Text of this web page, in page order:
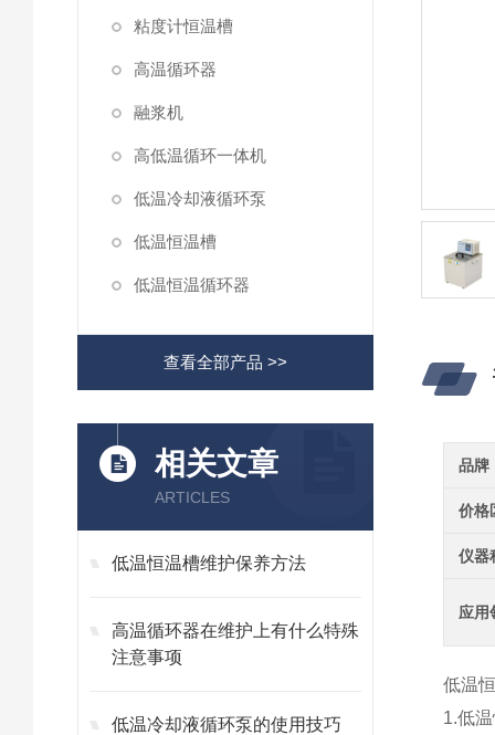
粘度计恒温槽
高温循环器
融浆机
高低温循环一体机
低温冷却液循环泵
低温恒温槽
低温恒温循环器
查看全部产品 >>
相关文章
ARTICLES
低温恒温槽维护保养方法
高温循环器在维护上有什么特殊
注意事项
低温冷却液循环泵的使用技巧
品牌
价格
仪器
应用
低温
1.低